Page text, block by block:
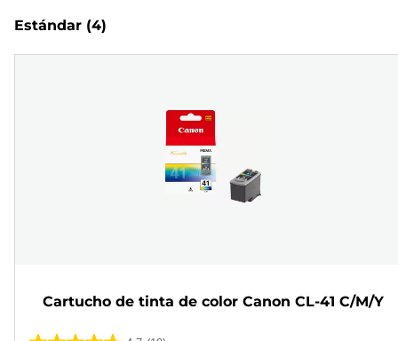
Estándar (4)
Cartucho de tinta de color Canon CL-41 C/M/Y